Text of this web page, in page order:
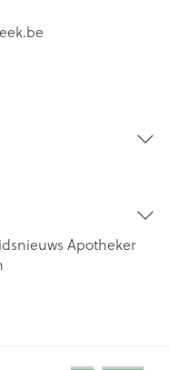
Apotheker